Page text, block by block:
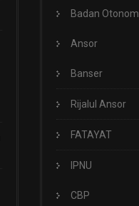
Badan Otonom
Ansor
Banser
Rijalul Ansor
FATAYAT
IPNU
CBP